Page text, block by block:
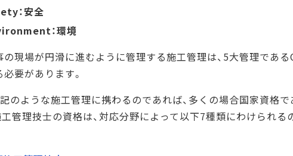
：安全
：環境
の現場が円滑に進むように管理する施工管理は、5大管理であ
要があります。
のような施工管理に携わるのであれば、多くの場合国家資格
管理技士の資格は、対応分野によって以下7種類にわけられる